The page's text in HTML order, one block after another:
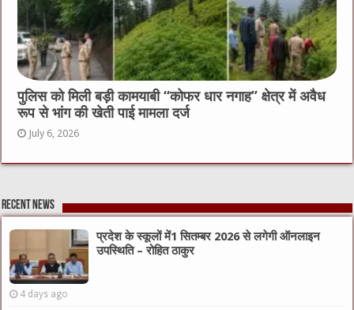
पुलिस को मिली बड़ी कामयाबी “कोफर धार नगाह” क्षेत्र में अवैध
रूप से भांग की खेती पाई मामला दर्ज
July 6, 2026
Recent News
प्रदेश के स्कूलों में1 सितम्बर 2026 से लगेगी ऑनलाइन
उपस्थिति – रोहित ठाकुर
4 days ago